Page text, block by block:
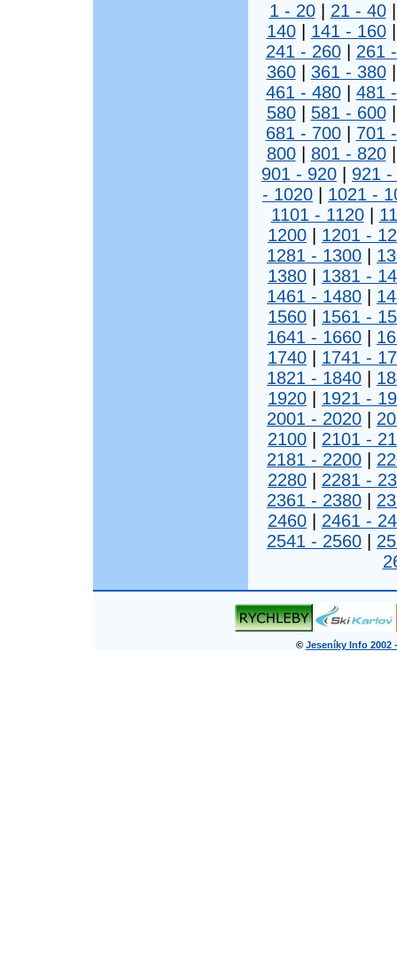
1 - 20| 21 - 40
140| 141 - 160
241 - 260| 261
360| 361 - 380
461 - 480| 481
580| 581 - 600
681 - 700| 701
800| 801 - 820
901 - 920
921 -
- 1020
1021 -
1101 - 1120|
1200
1201 -
1281 - 1300
1380
1381 -
1461 - 1480
1560
1561 -
1641 - 1660
1740
1741 -
1821 - 1840
1920
1921 -
2001 - 2020
2100
2101 -
2181 - 2200
2280
2281 -
2361 - 2380
2460
2461 -
2541 - 2560
© Jeseníky Info 2002